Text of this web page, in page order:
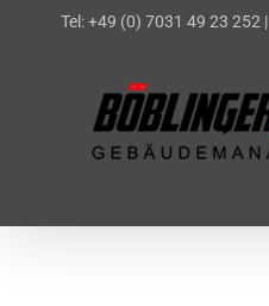
Tel: +49 (0) 7031 49 23 252|